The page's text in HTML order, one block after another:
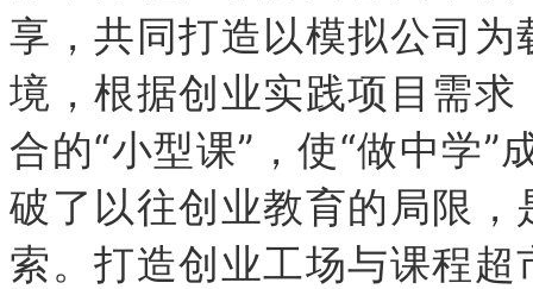
享，共同打造以模拟公司
境，根据创业实践项目需
合的“小型课”，使“做中学
破了以往创业教育的局限
索。打造创业工场与课程